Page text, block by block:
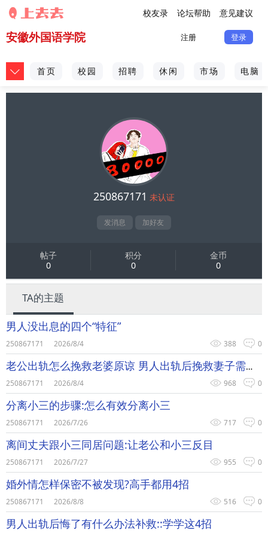
校友录 论坛帮助 意见建议
安徽外国语学院 注册 登录
首页 校园 招聘 休闲 市场 电脑
250867171 未认证
发消息 加好友
帖子
0
积分
0
金币
0
TA的主题
男人没出息的四个“特征”
0
388
250867171 2026/8/4
老公出轨怎么挽救老婆原谅 男人出轨后挽救妻子需做好这5步
0
968
250867171 2026/8/4
分离小三的步骤:怎么有效分离小三
0
717
250867171 2026/7/26
离间丈夫跟小三同居问题:让老公和小三反目
0
955
250867171 2026/7/27
婚外情怎样保密不被发现?高手都用4招
0
516
250867171 2026/8/8
男人出轨后悔了有什么办法补救::学学这4招